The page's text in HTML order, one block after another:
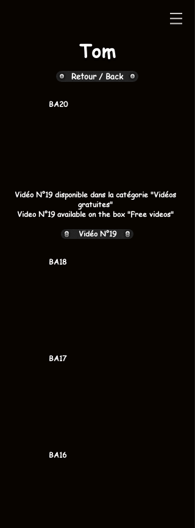
Tom
Retour / Back
BA20
Vidéo N°19 disponible dans la catégorie "Vidéos
gratuites"
Video N°19 available on the box "Free videos"
Vidéo N°19
BA18
BA17
BA16